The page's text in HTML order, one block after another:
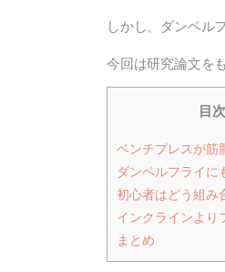
しかし、ダンベル
今回は研究論文を
目次
ベンチプレスが筋
ダンベルフライに
初心者はどう組み
インクラインより
まとめ